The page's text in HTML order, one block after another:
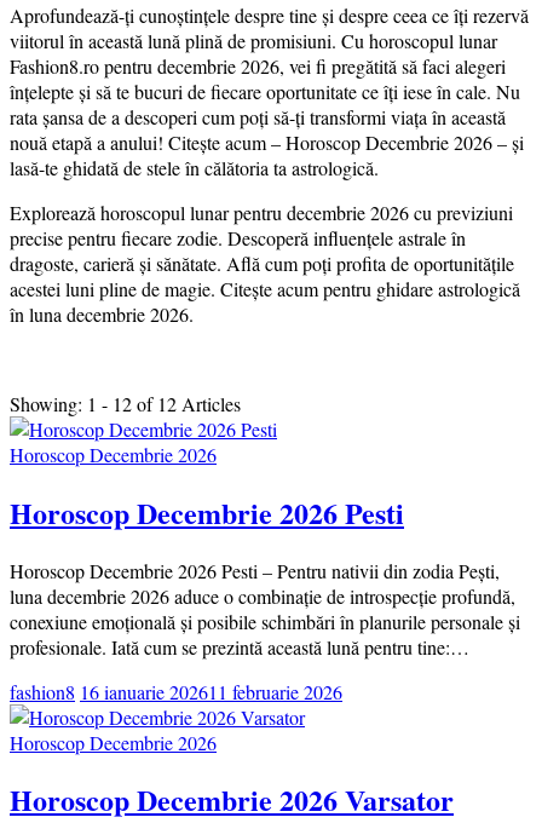
Aprofundează-ți cunoștințele despre tine și despre ceea ce îți rezervă
viitorul în această lună plină de promisiuni. Cu horoscopul lunar
Fashion8.ro pentru decembrie 2026, vei fi pregătită să faci alegeri
înțelepte și să te bucuri de fiecare oportunitate ce îți iese în cale. Nu
rata șansa de a descoperi cum poți să-ți transformi viața în această
nouă etapă a anului! Citește acum – Horoscop Decembrie 2026 – și
lasă-te ghidată de stele în călătoria ta astrologică.
Explorează horoscopul lunar pentru decembrie 2026 cu previziuni
precise pentru fiecare zodie. Descoperă influențele astrale în
dragoste, carieră și sănătate. Află cum poți profita de oportunitățile
acestei luni pline de magie. Citește acum pentru ghidare astrologică
în luna decembrie 2026.
Showing: 1 - 12 of 12 Articles
Horoscop Decembrie 2026
Horoscop Decembrie 2026 Pesti
Horoscop Decembrie 2026 Pesti – Pentru nativii din zodia Pești,
luna decembrie 2026 aduce o combinație de introspecție profundă,
conexiune emoțională și posibile schimbări în planurile personale și
profesionale. Iată cum se prezintă această lună pentru tine:…
fashion8 16 ianuarie 202611 februarie 2026
Horoscop Decembrie 2026
Horoscop Decembrie 2026 Varsator